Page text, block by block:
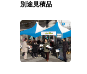
別途見積品